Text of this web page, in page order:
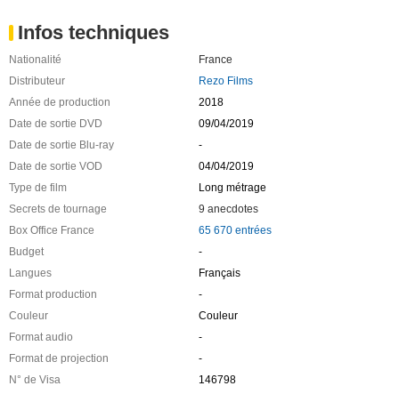
Infos techniques
Nationalité
France
Distributeur
Rezo Films
Année de production
2018
Date de sortie DVD
09/04/2019
Date de sortie Blu-ray
-
Date de sortie VOD
04/04/2019
Type de film
Long métrage
Secrets de tournage
9 anecdotes
Box Office France
65 670 entrées
Budget
-
Langues
Français
Format production
-
Couleur
Couleur
Format audio
-
Format de projection
-
N° de Visa
146798